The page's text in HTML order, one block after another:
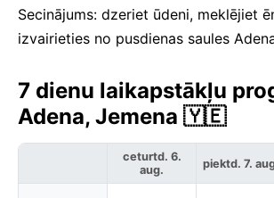
Secinājums: dzeriet ūdeni, meklējiet
izvairieties no pusdienas saules
7 dienu laikapstākļu
Adena, Jemena 🇾🇪
ceturtd. 6.
aug.
piektd. 7.